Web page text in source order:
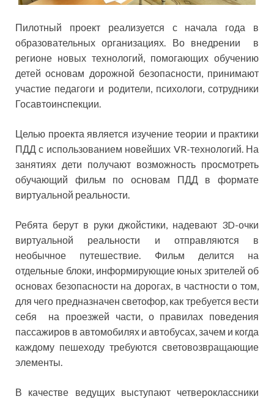
Пилотный проект реализуется с начала года в
образовательных организациях. Во внедрении в
регионе новых технологий, помогающих обучению
детей основам дорожной безопасности, принимают
участие педагоги и родители, психологи, сотрудники
Госавтоинспекции.
Целью проекта является изучение теории и практики
ПДД с использованием новейших VR-технологий. На
занятиях дети получают возможность просмотреть
обучающий фильм по основам ПДД в формате
виртуальной реальности.
Ребята берут в руки джойстики, надевают 3D-очки
виртуальной реальности и отправляются в
необычное путешествие. Фильм делится на
отдельные блоки, информирующие юных зрителей об
основах безопасности на дорогах, в частности о том,
для чего предназначен светофор, как требуется вести
себя на проезжей части, о правилах поведения
пассажиров в автомобилях и автобусах, зачем и когда
каждому пешеходу требуются световозвращающие
элементы.
В качестве ведущих выступают четвероклассники